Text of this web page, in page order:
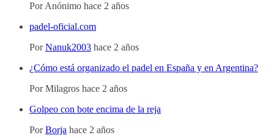
PorAnónimo hace 2 años
padel-oficial.com
PorNanuk2003 hace 2 años
¿Cómo está organizado el padel en España y en Argentina?
PorMilagros hace 2 años
Golpeo con bote encima de la reja
PorBorja hace 2 años